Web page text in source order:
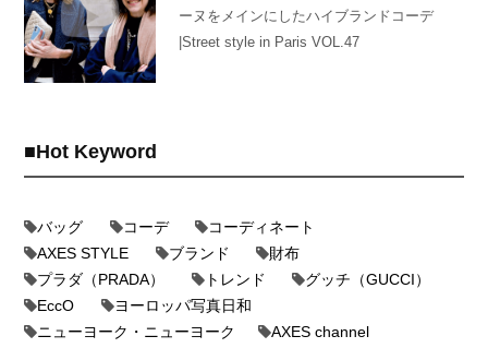
ーヌをメインにしたハイブランドコーデ
|Street style in Paris VOL.47
Hot Keyword
バッグ コーデ
コーディネート
AXES STYLE
ブランド
財布
プラダ（PRADA）
トレンド
グッチ（GUCCI）
EccO
ヨーロッパ写真日和
ニューヨーク・ニューヨーク
AXES channel